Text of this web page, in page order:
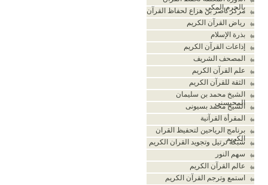
بالحرم المكي
مركز ناصر بن هزاع لحفاظ القرآن
رياض القرآن الكريم
بذرة الإسلام
إذاعات القرآن الكريم
المصحف الشريف
علم القرآن الكريم
الثقة للقرآن الكريم
الشيخ محمد بن سليمان
المحيسني
الشيخ محمد بسيونى
المقرأة القرآنية
برنامج الرياحين لتحفيظ القران
الكريم
شبكة ترتيل وتجويد القران الكريم
سهم النور
عالم القرآن الكريم
استمع وترجم القرآن الكريم